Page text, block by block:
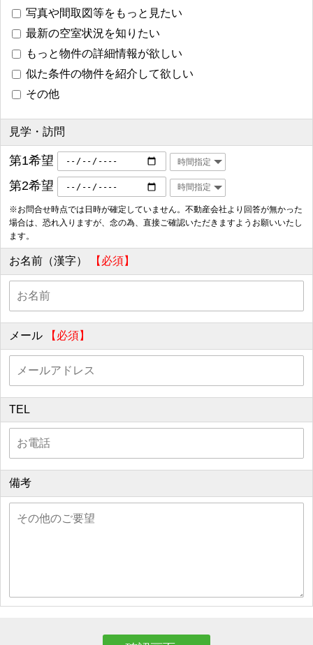
写真や間取図等をもっと見たい
最新の空室状況を知りたい
もっと物件の詳細情報が欲しい
似た条件の物件を紹介して欲しい
その他
見学・訪問
第1希望
第2希望
※お問合せ時点では日時が確定していません。不動産会社より回答が無かった
場合は、恐れ入りますが、念の為、直接ご確認いただきますようお願いいたし
ます。
お名前（漢字） 【必須】
メール 【必須】
TEL
備考